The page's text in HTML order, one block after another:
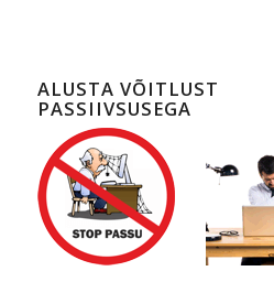
ALUSTA VÕITLUST
PASSIIVSUSEGA